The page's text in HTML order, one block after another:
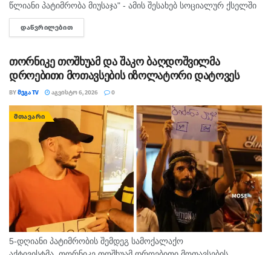
წლიანი პატიმრობა მიუსაჯა" - ამის შესახებ სოციალურ ქსელში
"მედიის ადვოკატირების კოალიცია" წერს და დაკავებულ
ჟურნალისტს სოლიდარობას უცხადებს. ორგანიზაცია...
ᲓᲐᲬᲕᲠᲘᲚᲔᲑᲘᲗ
თორნიკე თოშხუამ და შაკო ბაღდოშვილმა
დროებითი მოთავსების იზოლატორი დატოვეს
BYᲛᲔᲒᲐ TV ᲐᲒᲕᲘᲡᲢᲝ 6, 2026 0
ᲛᲗᲐᲕᲐᲠᲘ
5-დღიანი პატიმრობის შემდეგ სამოქალაქო